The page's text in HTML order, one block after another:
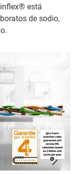
está
de sodio,